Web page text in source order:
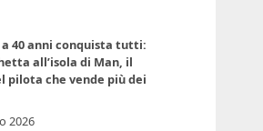
40 anni conquista tutti:
all’isola di Man, il
pilota che vende più dei
2026